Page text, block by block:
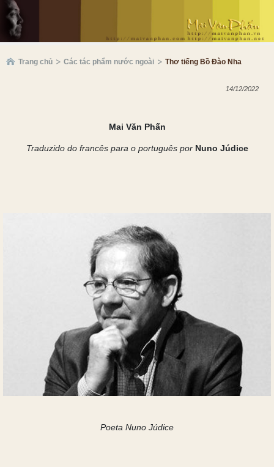
Trang chủ Các tác phẩm nước ngoài Thơ tiếng Bồ Đào Nha
14/12/2022
Mai Văn Phấn
Traduzido do francês para o português por Nuno Júdice
Poeta Nuno Júdice